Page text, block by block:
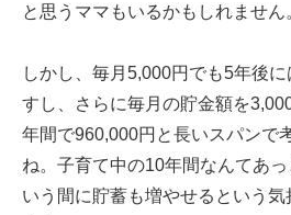
と思うママもいるかもしれません
しかし、毎月5,000円でも5年後
すし、さらに毎月の貯金額を
年間で960,000円と長いスパンで
ね。子育て中の10年間なんてあ
いう間に貯蓄も増やせるという気